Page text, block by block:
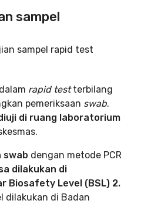
sampel
rapid testterbilang
pemeriksaan swab.
di ruang laboratorium
swab dengan metode PCR
dilakukan di
Biosafety Level (BSL) 2.
dilakukan di Badan